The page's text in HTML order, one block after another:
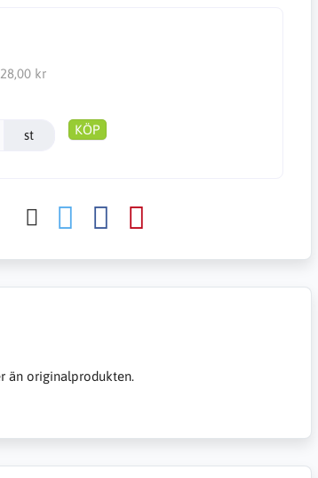
kr
st KÖP
än originalprodukten.